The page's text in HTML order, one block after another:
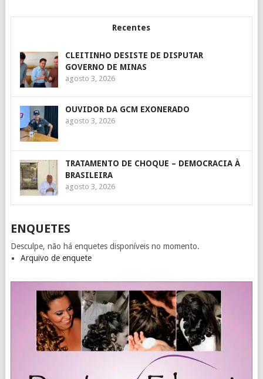
Recentes
CLEITINHO DESISTE DE DISPUTAR
GOVERNO DE MINAS
agosto 3, 2026
OUVIDOR DA GCM EXONERADO
agosto 3, 2026
TRATAMENTO DE CHOQUE – DEMOCRACIA À
BRASILEIRA
agosto 3, 2026
ENQUETES
Desculpe, não há enquetes disponíveis no momento.
Arquivo de enquete